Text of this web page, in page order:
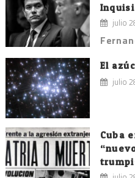
julio
El
julio
Cuba